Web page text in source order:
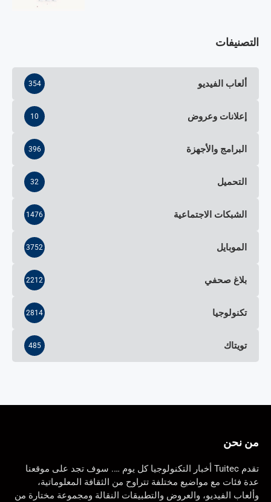
التصنيفات
ألعاب الفيديو 354
إعلانات وعروض 10
البرامج والأجهزة 396
التحميل 32
الشبكات الاجتماعية 1476
الموبايل 3752
بلاغ صحفي 2212
تكنولوجيا 2814
تويتاك 485
من نحن
تقدم Tuitec أخبار التكنولوجيا كل يوم …. سوف تجد على موقعنا
عدة فئات مع مواضيع مختلفة تتراوح من الثقافة المعلوماتية،
وألعاب الفيديو، والعروض والتطبيقات النقالة ومجموعة مختارة من